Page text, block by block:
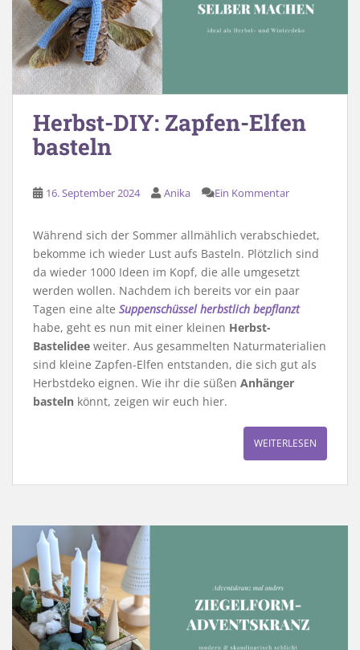
Herbst-DIY: Zapfen-Elfen
basteln
16. September 2024 Anika Ein Kommentar
Während sich der Sommer allmählich verabschiedet,
bekomme ich wieder Lust aufs Basteln. Plötzlich sind
da wieder 1000 Ideen im Kopf, die alle umgesetzt
werden wollen. Nachdem ich bereits vor ein paar
Tagen eine alte Suppenschüssel herbstlich bepflanzt
habe, geht es nun mit einer kleinen Herbst-
Bastelidee weiter. Aus gesammelten Naturmaterialien
sind kleine Zapfen-Elfen entstanden, die sich gut als
Herbstdeko eignen. Wie ihr die süßen Anhänger
basteln könnt, zeigen wir euch hier.
WEITERLESEN